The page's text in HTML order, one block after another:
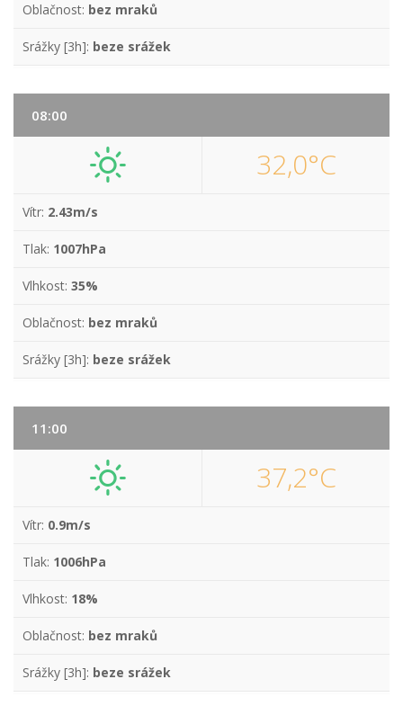
Oblačnost: bez mraků
Srážky [3h]: beze srážek
08:00
32,0°C
Vítr: 2.43m/s
Tlak: 1007hPa
Vlhkost: 35%
Oblačnost: bez mraků
Srážky [3h]: beze srážek
11:00
37,2°C
Vítr: 0.9m/s
Tlak: 1006hPa
Vlhkost: 18%
Oblačnost: bez mraků
Srážky [3h]: beze srážek